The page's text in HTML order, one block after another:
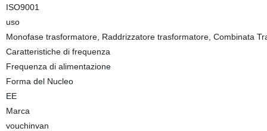
ISO9001
uso
Monofase trasformatore, Raddrizzatore trasformatore, Combinata
Caratteristiche di frequenza
Frequenza di alimentazione
Forma del Nucleo
EE
Marca
vouchinvan